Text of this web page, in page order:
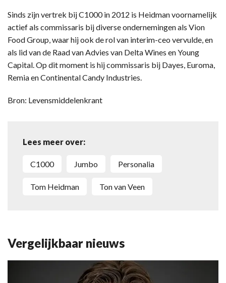
Sinds zijn vertrek bij C1000 in 2012 is Heidman voornamelijk
actief als commissaris bij diverse ondernemingen als Vion
Food Group, waar hij ook de rol van interim-ceo vervulde, en
als lid van de Raad van Advies van Delta Wines en Young
Capital. Op dit moment is hij commissaris bij Dayes, Euroma,
Remia en Continental Candy Industries.
Bron: Levensmiddelenkrant
Lees meer over:
C1000 Jumbo personalia
Tom Heidman Ton van Veen
Vergelijkbaar nieuws